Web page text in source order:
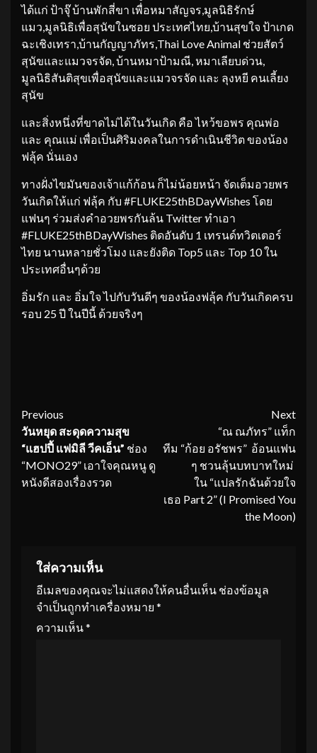
ได้แก่ ป้าจุ๊ บ้านพักสี่ขา เพื่อหมาสัญจร,มูลนิธิรักษ์
แมว,มูลนิธิเพื่อสุนัขในซอย ประเทศไทย,บ้านสุขใจ ป้าเกด
ฉะเชิงเทรา,บ้านกัญญาภัทร,Thai Love Animal ช่วยสัตว์
สุนัขและแมวจรจัด, บ้านหมาป้ามณี, หมาเลียบด่วน,
มูลนิธิสันติสุขเพื่อสุนัขและแมวจรจัด และ ลุงหยี คนเลี้ยง
สุนัข
และสิ่งหนึ่งที่ขาดไม่ได้ในวันเกิด คือ ไหว้ขอพร คุณพ่อ
และ คุณแม่ เพื่อเป็นศิริมงคลในการดำเนินชีวิต ของน้อง
ฟลุ้ค นั่นเอง
ทางฝั่งไขมันของเจ้าแก้ก้อน ก็ไม่น้อยหน้า จัดเต็มอวยพร
วันเกิดให้แก่ ฟลุ้ค กับ #FLUKE25thBDayWishes โดย
แฟนๆ ร่วมส่งคำอวยพรกันล้น Twitter ทำเอา
#FLUKE25thBDayWishes ติดอันดับ 1 เทรนด์ทวิตเตอร์
ไทย นานหลายชั่วโมง และยังติด Top5 และ Top 10 ใน
ประเทศอื่นๆด้วย
อิ่มรัก และ อิ่มใจ ไปกับวันดีๆ ของน้องฟลุ้ค กับวันเกิดครบ
รอบ 25 ปี ในปีนี้ ด้วยจริงๆ
Continue
Reading
Previous
วันหยุด สะดุดความสุข
“แฮปปี้ แฟมิลี วีคเอ็น” ช่อง
“MONO29” เอาใจคุณหนู ดู
หนังดีสองเรื่องรวด
Next
“ณ ณภัทร” แท็ก
ทีม “ก้อย อรัชพร” อ้อนแฟน
ๆ ชวนลุ้นบทบาทใหม่
ใน “แปลรักฉันด้วยใจ
เธอ Part 2” (I Promised You
the Moon)
ใส่ความเห็น
อีเมลของคุณจะไม่แสดงให้คนอื่นเห็น ช่องข้อมูล
จำเป็นถูกทำเครื่องหมาย *
ความเห็น*